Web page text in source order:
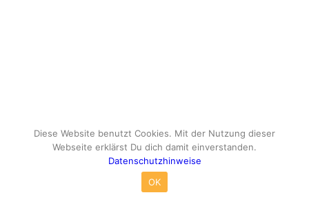
© Copyright - travelox.de - Sebastian Tuke
Datenschutzhinweise
Diese Website benutzt Cookies. Mit der Nutzung dieser
Webseite erklärst Du dich damit einverstanden.
Datenschutzhinweise
OK